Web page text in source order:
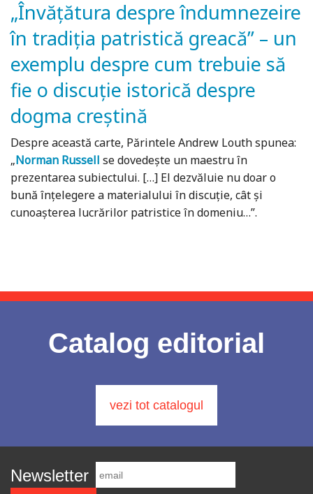
„Învăţătura despre îndumnezeire
în tradiţia patristică greacă” – un
exemplu despre cum trebuie să
fie o discuţie istorică despre
dogma creştină
Despre această carte, Părintele Andrew Louth spunea:
„Norman Russell se dovedeşte un maestru în
prezentarea subiectului. […] El dezvăluie nu doar o
bună înţelegere a materialului în discuţie, cât şi
cunoaşterea lucrărilor patristice în domeniu…”.
Catalog editorial
vezi tot catalogul
Newsletter